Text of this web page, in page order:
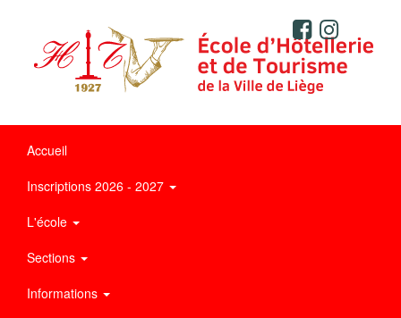
Accueil
Inscriptions 2026 - 2027
L'école
Sections
Informations